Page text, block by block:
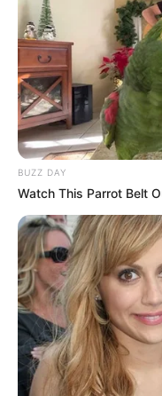
BUZZ DAY
Watch This Parrot Belt